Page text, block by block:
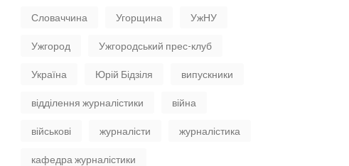
Словаччина Угорщина УжНУ
Ужгород Ужгородський прес-клуб
Україна Юрій Бідзіля випускники
відділення журналістики війна
військові журналісти журналістика
кафедра журналістики